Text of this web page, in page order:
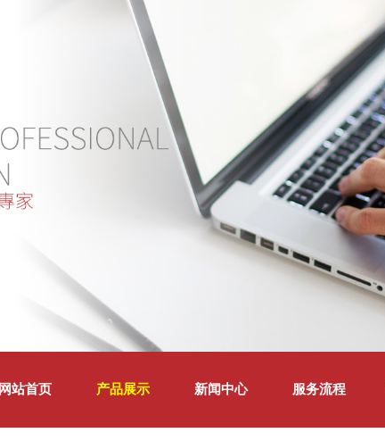
网站首页 产品展示 新闻中心 服务流程